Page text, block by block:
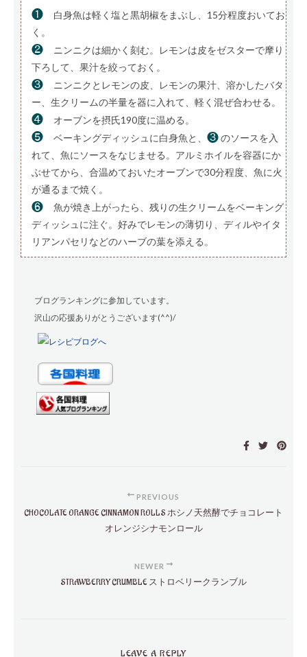
❶
白身魚は軽く塩と黒胡椒をまぶし、15分程度おいてお
く。
❷
ニンニクは細かく刻む。レモンは皮をゼスターで摩り
下ろして、果汁を絞っておく。
❸
ニンニクとレモンの皮、レモンの果汁、溶かしたバタ
ー、生クリームの半量を器に入れて、軽く混ぜ合わせる。
❹ オーブンを摂氏190度に温める。
❺ ベーキングディッシュに白身魚と、 ❸のソースを入
れて、魚にソースをなじませる。アルミホイルを容器にか
ぶせてから、合温めておいたオーブンで30分程度、魚に火
が通るまで焼く。
❻
魚が焼き上がったら、残りの生クリームをベーキング
ディッシュに注ぐ。好みでレモンの薄切り、ディルやイタ
リアンパセリなどのハーブの葉を添える。
ブログランキングに参加しています。
沢山の応援ありがとうございます(^^)/
PREVIOUS
CHOCOLATE ORANGE CINNAMON ROLLS ホシノ天然酵でチョコレート
オレンジシナモンロール
NEWER
STRAWBERRY CRUMBLE ストロベリークランブル
LEAVE A REPLY